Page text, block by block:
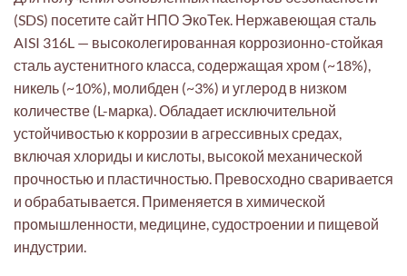
(SDS) посетите сайт НПО ЭкоТек. Нержавеющая сталь
AISI 316L — высоколегированная коррозионно-стойкая
сталь аустенитного класса, содержащая хром (~18%),
никель (~10%), молибден (~3%) и углерод в низком
количестве (L-марка). Обладает исключительной
устойчивостью к коррозии в агрессивных средах,
включая хлориды и кислоты, высокой механической
прочностью и пластичностью. Превосходно сваривается
и обрабатывается. Применяется в химической
промышленности, медицине, судостроении и пищевой
индустрии.